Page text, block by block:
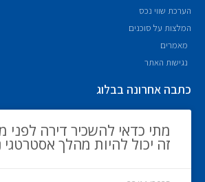
הערכת שווי נכס
המלצות על סוכנים
מאמרים
נגישות האתר
כתבה אחרונה בבלוג
מתי כדאי להשכיר דירה לפני
זה יכול להיות מהלך אסטרטגי